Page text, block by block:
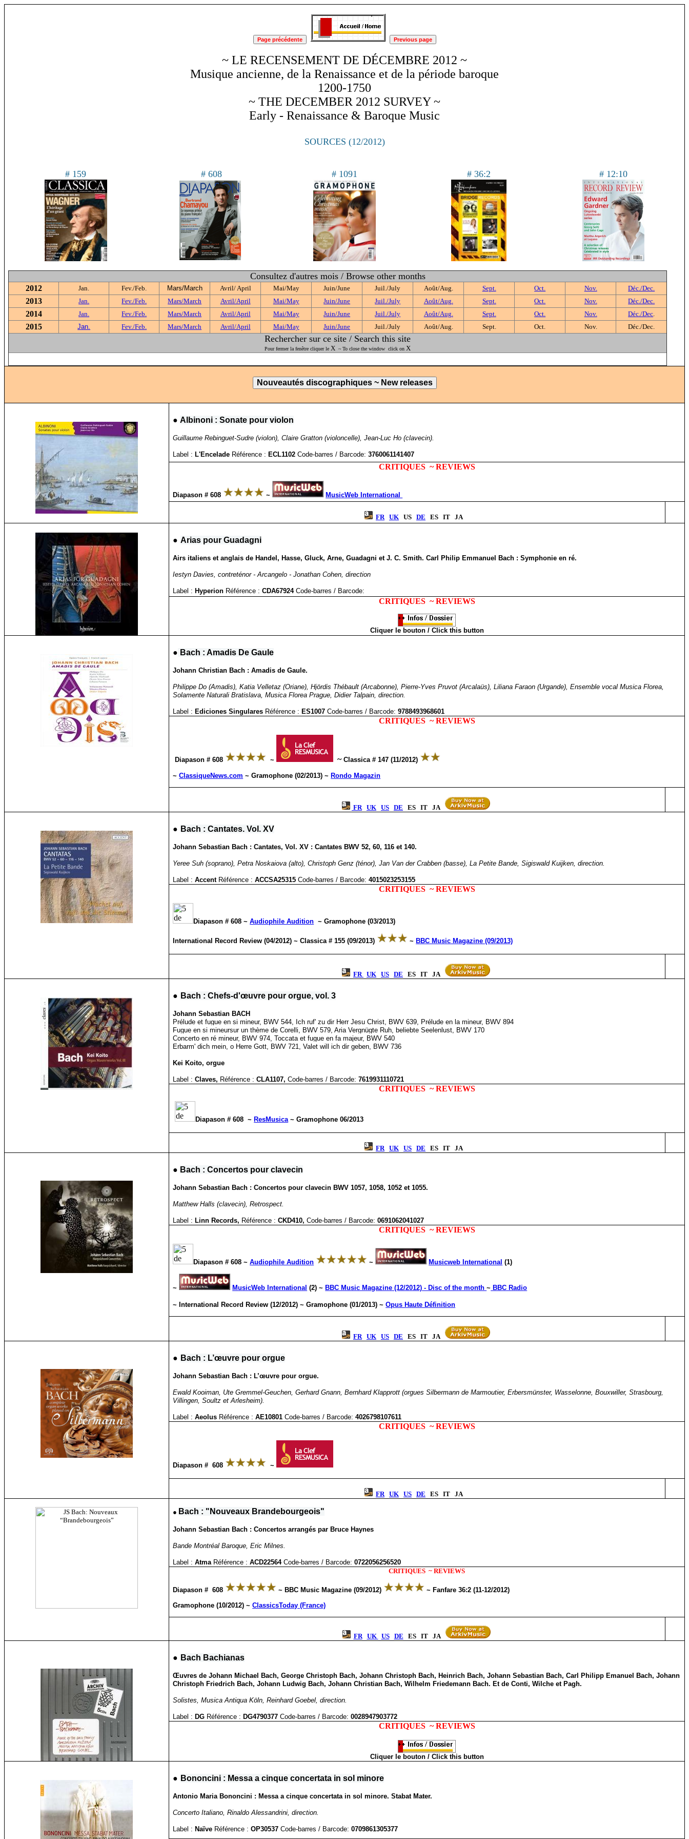
~ LE RECENSEMENT DE DÉCEMBRE 2012 ~
Musique ancienne, de la Renaissance et de la période baroque
1200-1750
~ THE DECEMBER 2012 SURVEY ~
Early - Renaissance & Baroque Music
SOURCES (12/2012)
# 159 # 608 # 1091 # 36:2 # 12:10
Consultez d'autres mois / Browse other months
2012 Jan. Fev./Feb. Mars/March Avril/ April Mai/May Juin/June Juil./July Août/Aug. Sept. Oct. Nov. Déc./Dec.
2013 Jan. Fev./Feb. Mars/March Avril/April Mai/May Juin/June Juil./July Août/Aug. Sept. Oct. Nov. Déc./Dec.
2014 Jan. Fev./Feb. Mars/March Avril/April Mai/May Juin/June Juil./July Août/Aug. Sept. Oct. Nov. Déc./Dec.
2015 Jan. Fev./Feb. Mars/March Avril/April Mai/May Juin/June Juil./July Août/Aug. Sept. Oct. Nov. Déc./Dec.
Rechercher sur ce site / Search this site
Pour fermer la fenêtre cliquer le X ~ To close the window click on X
●Albinoni : Sonate pour violon
Guillaume Rebinguet-Sudre (violon), Claire Gratton (violoncelle), Jean-Luc Ho (clavecin).
Label : L'Encelade Référence : ECL1102Code-barres / Barcode: 3760061141407
CRITIQUES ~ REVIEWS
Diapason # 608 ~ MusicWeb International
FR UK US DE ES IT JA
● Arias pour Guadagni
Airs italiens et anglais de Handel, Hasse, Gluck, Arne, Guadagni et J. C. Smith. Carl Philip Emmanuel Bach : Symphonie en ré.
Iestyn Davies, contreténor - Arcangelo - Jonathan Cohen, direction
Label : Hyperion Référence : CDA67924Code-barres / Barcode:
CRITIQUES ~ REVIEWS
Cliquer le bouton / Click this button
● Bach : Amadis De Gaule
Johann Christian Bach : Amadis de Gaule.
Philippe Do (Amadis), Katia Velletaz (Oriane), Hjördis Thébault (Arcabonne), Pierre-Yves Pruvot (Arcalaüs), Liliana Faraon (Urgande), Ensemble vocal Musica Florea,
Solamente Naturali Bratislava, Musica Florea Prague, Didier Talpain, direction.
Label : Ediciones Singulares Référence : ES1007Code-barres / Barcode: 9788493968601
CRITIQUES ~ REVIEWS
Diapason # 608 ~ ~Classica # 147 (11/2012)
~ClassiqueNews.com ~ Gramophone (02/2013) ~ Rondo Magazin
FR UK US DE ES IT JA
● Bach : Cantates. Vol. XV
Johann Sebastian Bach : Cantates, Vol. XV : Cantates BWV 52, 60, 116 et 140.
Yeree Suh (soprano), Petra Noskaiova (alto), Christoph Genz (ténor), Jan Van der Crabben (basse), La Petite Bande, Sigiswald Kuijken, direction.
Label : Accent Référence : ACCSA25315Code-barres / Barcode: 4015023253155
CRITIQUES ~ REVIEWS
Diapason # 608 ~Audiophile Audition ~ Gramophone (03/2013)
International Record Review (04/2012) ~ Classica # 155 (09/2013) ~ BBC Music Magazine (09/2013)
FR UK US DE ES IT JA
● Bach : Chefs-d'œuvre pour orgue, vol. 3
Johann Sebastian BACH
Prélude et fugue en si mineur, BWV 544, Ich ruf' zu dir Herr Jesu Christ, BWV 639, Prélude en la mineur, BWV 894
Fugue en si mineursur un thème de Corelli, BWV 579, Aria Vergnügte Ruh, beliebte Seelenlust, BWV 170
Concerto en ré mineur, BWV 974, Toccata et fugue en fa majeur, BWV 540
Erbarm' dich mein, o Herre Gott, BWV 721, Valet will ich dir geben, BWV 736
Kei Koito, orgue
Label : Claves, Référence : CLA1107,Code-barres / Barcode: 7619931110721
CRITIQUES ~ REVIEWS
Diapason # 608 ~ ResMusica~ Gramophone 06/2013
FR UK US DE ES IT JA
● Bach : Concertos pour clavecin
Johann Sebastian Bach : Concertos pour clavecin BWV 1057, 1058, 1052 et 1055.
Matthew Halls (clavecin), Retrospect.
Label : Linn Records, Référence : CKD410,Code-barres / Barcode: 0691062041027
CRITIQUES ~ REVIEWS
Diapason # 608 ~Audiophile Audition ~ Musicweb International (1)
~ MusicWeb International (2) ~ BBC Music Magazine (12/2012) - Disc of the month~ BBC Radio
~ International Record Review (12/2012) ~ Gramophone (01/2013) ~Opus Haute Définition
FR UK US DE ES IT JA
● Bach : L’œuvre pour orgue
Johann Sebastian Bach : L’œuvre pour orgue.
Ewald Kooiman, Ute Gremmel-Geuchen, Gerhard Gnann, Bernhard Klapprott (orgues Silbermann de Marmoutier, Erbersmünster, Wasselonne, Bouxwiller, Strasbourg,
Villingen, Soultz et Arlesheim).
Label : Aeolus Référence : AE10801Code-barres / Barcode: 4026798107611
CRITIQUES ~ REVIEWS
Diapason # 608 ~
FR UK US DE ES IT JA
● Bach : "Nouveaux Brandebourgeois"
Johann Sebastian Bach : Concertos arrangés par Bruce Haynes
Bande Montréal Baroque, Eric Milnes.
Label : Atma Référence : ACD22564Code-barres / Barcode: 0722056256520
CRITIQUES ~ REVIEWS
Diapason # 608 ~ BBC Music Magazine (09/2012)
~ Fanfare 36:2 (11-12/2012)
Gramophone (10/2012) ~ClassicsToday (France)
FR UK US DE ES IT JA
● Bach Bachianas
Œuvres de Johann Michael Bach, George Christoph Bach, Johann Christoph Bach, Heinrich Bach, Johann Sebastian Bach, Carl Philipp Emanuel Bach, Johann
Christoph Friedrich Bach, Johann Ludwig Bach, Johann Christian Bach, Wilhelm Friedemann Bach. Et de Conti, Wilche et Pagh.
Solistes, Musica Antiqua Köln, Reinhard Goebel, direction.
Label : DG Référence : DG4790377Code-barres / Barcode: 0028947903772
CRITIQUES ~ REVIEWS
Cliquer le bouton / Click this button
● Bononcini : Messa a cinque concertata in sol minore
Antonio Maria Bononcini : Messa a cinque concertata in sol minore. Stabat Mater.
Concerto Italiano, Rinaldo Alessandrini, direction.
Label : Naïve Référence : OP30537Code-barres / Barcode: 0709861305377